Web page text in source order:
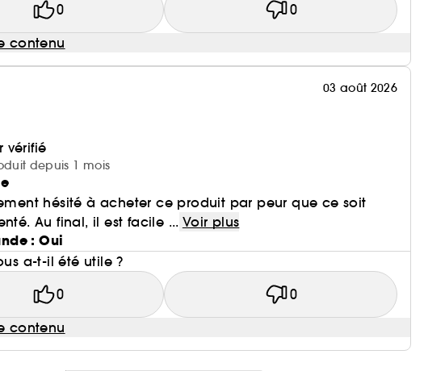
0 0
contenu
03 août 2026
vérifié
depuis 1 mois
hésité à acheter ce produit par peur que ce soit
Au final, il est facile ... Voir plus
: Oui
a-t-il été utile ?
0 0
contenu